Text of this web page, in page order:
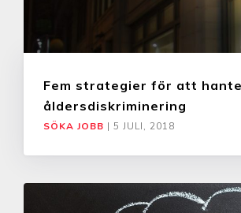
Fem strategier för att
åldersdiskriminering
SÖKA JOBB | 5 JULI, 2018